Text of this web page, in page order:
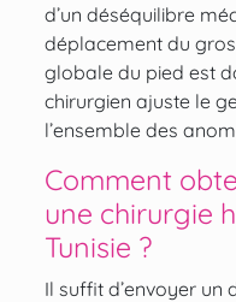
d’un déséquilibre
déplacement du
globale du pied est
chirurgien ajuste le
l’ensemble des
Comment
une chirurgie
Tunisie ?
Il suffit d’envoyer